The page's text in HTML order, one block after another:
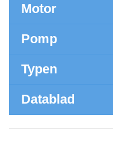
Motor
Pomp
Typen
Datablad